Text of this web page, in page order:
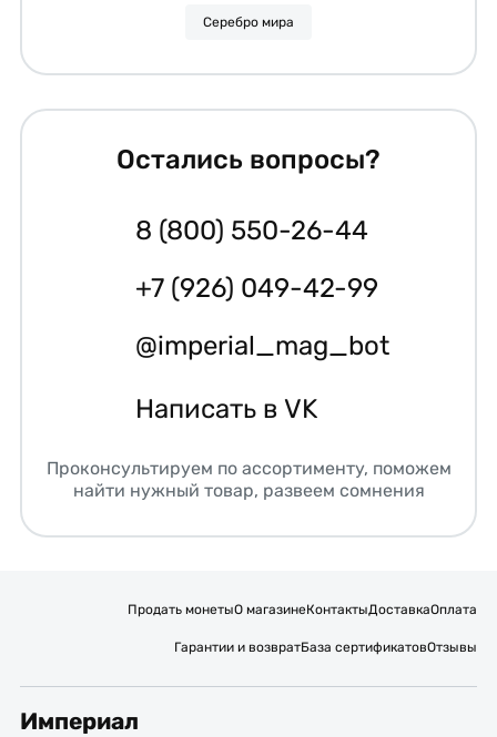
Серебро мира
Остались вопросы?
8 (800) 550-26-44
+7 (926) 049-42-99
@imperial_mag_bot
Написать в VK
Проконсультируем по ассортименту, поможем
найти нужный товар, развеем сомнения
Продать монетыО магазинеКонтактыДоставкаОплата
Гарантии и возвратБаза сертификатовОтзывы
Империал